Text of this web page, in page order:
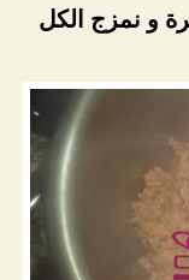
و نمزج الكل